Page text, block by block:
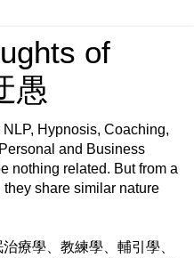
of
愚
Hypnosis, Coaching,
and Business
nothing related. But from a
share similar nature
療學、教練學、輔引學、